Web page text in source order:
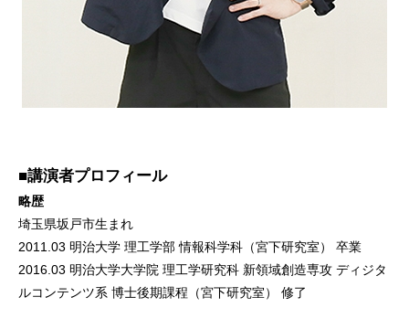
■講演者プロフィール
略歴
埼玉県坂戸市生まれ
2011.03 明治大学 理工学部 情報科学科（宮下研究室） 卒業
2016.03 明治大学大学院 理工学研究科 新領域創造専攻 ディジタ
ルコンテンツ系 博士後期課程（宮下研究室） 修了